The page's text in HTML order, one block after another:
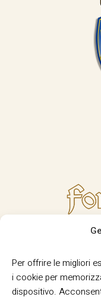
Per offrire le migliori
i cookie per
dispositivo.